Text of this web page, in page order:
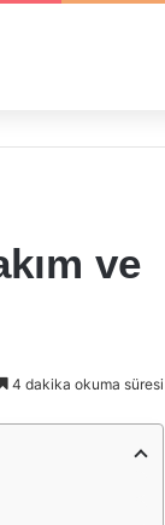
ve
4 dakika okuma süresi